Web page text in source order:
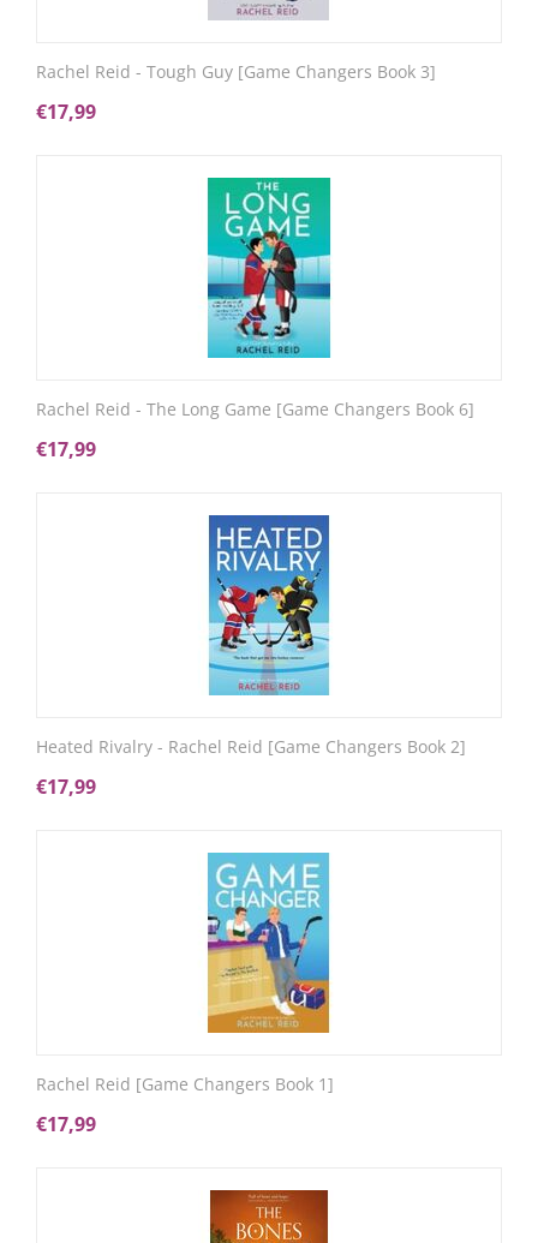
Rachel Reid - Tough Guy [Game Changers Book 3]
€17,99
Rachel Reid - The Long Game [Game Changers Book 6]
€17,99
Heated Rivalry - Rachel Reid [Game Changers Book 2]
€17,99
Rachel Reid [Game Changers Book 1]
€17,99